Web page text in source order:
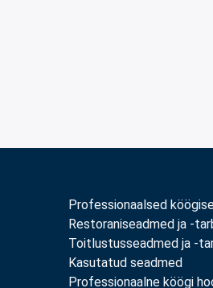
Professionaalsed
Restoraniseadmed ja -
Toitlustusseadmed ja -
Kasutatud seadmed
Professionaalne köögi